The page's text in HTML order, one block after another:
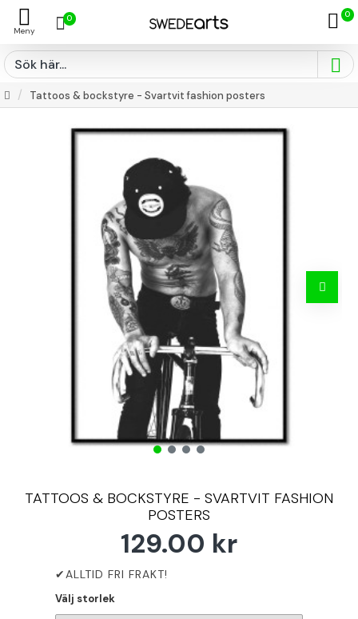
0 0
Tattoos & bockstyre - Svartvit fashion posters
TATTOOS & BOCKSTYRE - SVARTVIT FASHION
POSTERS
129.00 kr
Välj storlek